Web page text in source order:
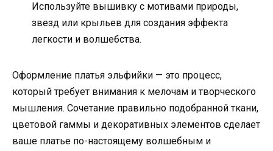
Используйте вышивку с мотивами природы,
звезд или крыльев для создания эффекта
легкости и волшебства.
Оформление платья эльфийки — это процесс,
который требует внимания к мелочам и творческого
мышления. Сочетание правильно подобранной ткани,
цветовой гаммы и декоративных элементов сделает
ваше платье по-настоящему волшебным и